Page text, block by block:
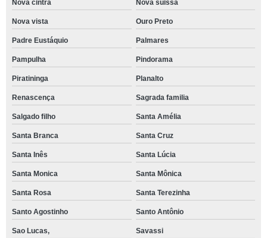
Nova cintra Nova suissa
Nova vista Ouro Preto
Padre Eustáquio Palmares
Pampulha Pindorama
Piratininga Planalto
Renascença Sagrada familia
Salgado filho Santa Amélia
Santa Branca Santa Cruz
Santa Inês Santa Lúcia
Santa Monica Santa Mônica
Santa Rosa Santa Terezinha
Santo Agostinho Santo Antônio
Sao Lucas, Savassi